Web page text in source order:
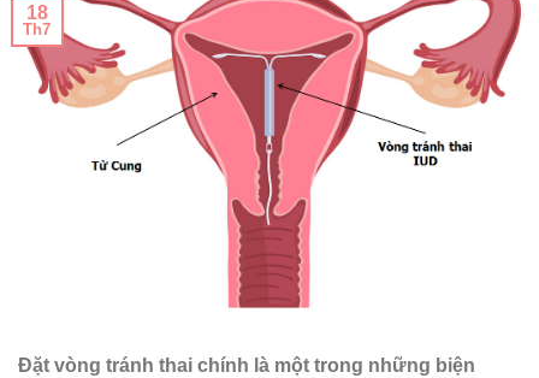
18
Th7
Đặt vòng tránh thai chính là một trong những biện